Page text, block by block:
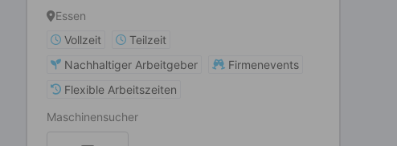
Essen
Vollzeit
Teilzeit
Nachhaltiger Arbeitgeber
Firmenevents
Flexible Arbeitszeiten
Maschinensucher